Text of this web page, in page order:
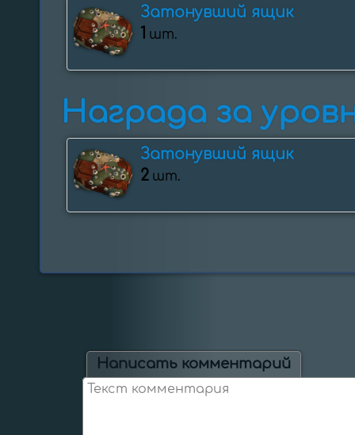
Затонувший ящик
1 шт.
Награда за
Затонувший ящик
2 шт.
Написать комментарий